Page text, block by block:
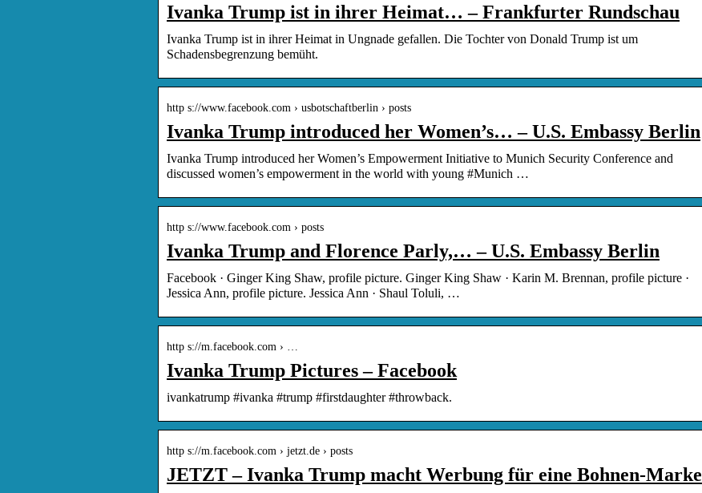
Ivanka Trump ist in ihrer Heimat… – Frankfurter Rundschau
Ivanka Trump ist in ihrer Heimat in Ungnade gefallen. Die Tochter von Donald Trump ist um
Schadensbegrenzung bemüht.
http s://www.facebook.com › usbotschaftberlin › posts
Ivanka Trump introduced her Women’s… – U.S. Embassy Berlin
Ivanka Trump introduced her Women’s Empowerment Initiative to Munich Security Conference and
discussed women’s empowerment in the world with young #Munich …
http s://www.facebook.com › posts
Ivanka Trump and Florence Parly,… – U.S. Embassy Berlin
Facebook · Ginger King Shaw, profile picture. Ginger King Shaw · Karin M. Brennan, profile picture ·
Jessica Ann, profile picture. Jessica Ann · Shaul Toluli, …
http s://m.facebook.com › …
Ivanka Trump Pictures – Facebook
ivankatrump #ivanka #trump #firstdaughter #throwback.
http s://m.facebook.com › jetzt.de › posts
JETZT – Ivanka Trump macht Werbung für eine Bohnen-Marke